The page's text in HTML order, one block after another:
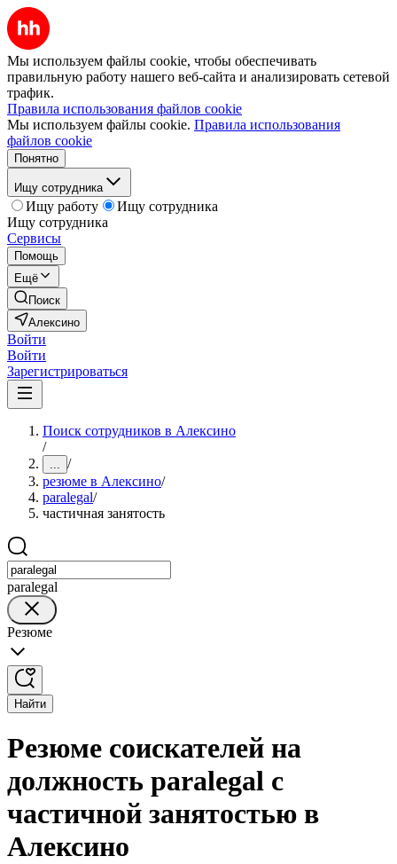
Мы используем файлы cookie, чтобы обеспечивать
правильную работу нашего веб-сайта и анализировать сетевой
трафик.
Правила использования файлов cookie
Мы используем файлы cookie. Правила использования
файлов cookie
Понятно
Ищу сотрудника
Ищу работу
Ищу сотрудника
Ищу сотрудника
Сервисы
Помощь
Ещё
Поиск
Алексино
Войти
Войти
Зарегистрироваться
Поиск сотрудников в Алексино
/
... /
резюме в Алексино/
paralegal/
частичная занятость
paralegal
Резюме
Найти
Резюме соискателей на
должность paralegal с
частичной занятостью в
Алексино